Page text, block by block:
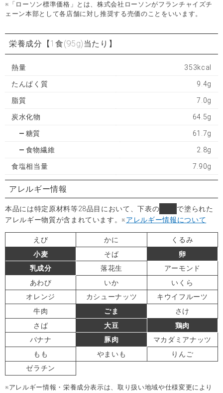
※「ローソン標準価格」とは、株式会社ローソンがフランチャイズチ
ェーン本部として各店舗に対し推奨する売価のことをいいます。
栄養成分 【1食(95g)当たり】
熱量 353kcal
たんぱく質 9.4g
脂質 7.0g
炭水化物 64.5g
糖質 61.7g
食物繊維 2.8g
食塩相当量 7.90g
アレルギー情報
本品には特定原材料等28品目において、下表の
で塗られた
アレルギー物質が含まれています。※アレルギー情報について
えび かに
くるみ
小麦
そば
卵
乳成分
落花生
アーモンド
あわび
いか
いくら
オレンジ
カシューナッツ
キウイフルーツ
牛肉
ごま
さけ
さば
大豆
鶏肉
バナナ
豚肉
マカダミアナッツ
もも
やまいも
りんご
ゼラチン
※アレルギー情報・栄養成分表示は、取り扱い地域や仕様変更により